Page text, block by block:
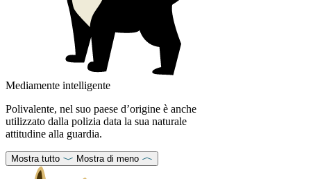
Mediamente intelligente
Polivalente, nel suo paese d’origine è anche
utilizzato dalla polizia data la sua naturale
attitudine alla guardia.
Mostra tutto Mostra di meno